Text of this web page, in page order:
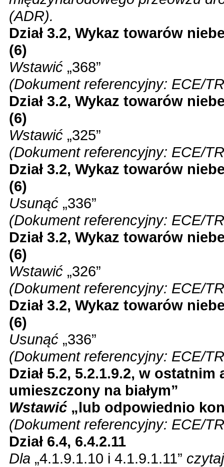
(ADR).
Dział 3.2, Wykaz towarów
(6)
Wstawić „368”
(Dokument referencyjny: ECE/
Dział 3.2, Wykaz towarów
(6)
Wstawić „325”
(Dokument referencyjny: ECE/
Dział 3.2, Wykaz towarów
(6)
Usunąć „336”
(Dokument referencyjny: ECE/
Dział 3.2, Wykaz towarów
(6)
Wstawić „326”
(Dokument referencyjny: ECE/
Dział 3.2, Wykaz towarów
(6)
Usunąć „336”
(Dokument referencyjny: ECE/
Dział 5.2, 5.2.1.9.2, w
umieszczony na białym”
Wstawić „lub odpowiednio
(Dokument referencyjny: ECE/
Dział 6.4, 6.4.2.11
Dla „4.1.9.1.10 i 4.1.9.1.11”